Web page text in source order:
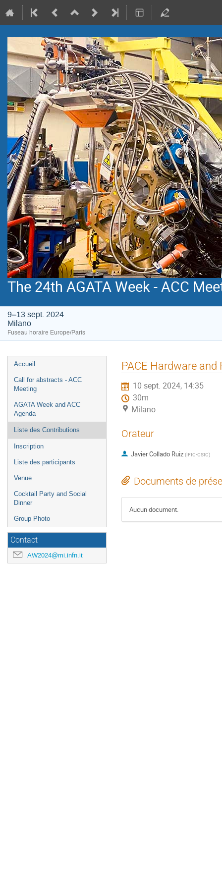
The 24th AGATA Week - ACC
9–13 sept. 2024
Milano
Fuseau horaire Europe/Paris
Menu
de
l'événement
Accueil
Call for abstracts - ACC
Meeting
AGATA Week and ACC
Agenda
Liste des Contributions
Inscription
Liste des participants
Venue
Cocktail Party and Social
Dinner
Group Photo
Contact
AW2024@mi.infn.it
PACE Hardware
10 sept. 2024, 14:35
30m
Milano
Orateur
Javier Collado Ruiz (IFIC-CSIC)
Documents de
Aucun document.